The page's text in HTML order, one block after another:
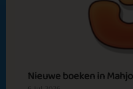
Nieuwe boeken in